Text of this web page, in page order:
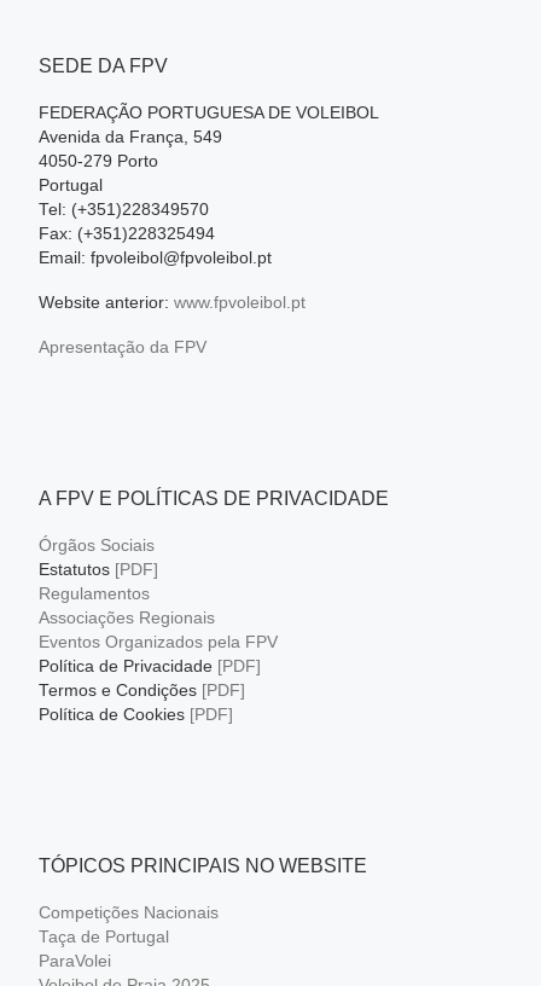
SEDE DA FPV
FEDERAÇÃO PORTUGUESA DE VOLEIBOL
Avenida da França, 549
4050-279 Porto
Portugal
Tel: (+351)228349570
Fax: (+351)228325494
Email: fpvoleibol@fpvoleibol.pt
Website anterior: www.fpvoleibol.pt
Apresentação da FPV
A FPV E POLÍTICAS DE PRIVACIDADE
Órgãos Sociais
Estatutos [PDF]
Regulamentos
Associações Regionais
Eventos Organizados pela FPV
Política de Privacidade [PDF]
Termos e Condições [PDF]
Política de Cookies [PDF]
TÓPICOS PRINCIPAIS NO WEBSITE
Competições Nacionais
Taça de Portugal
ParaVolei